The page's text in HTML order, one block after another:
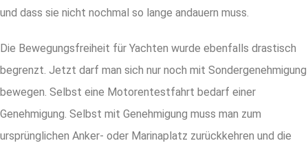
und dass sie nicht nochmal so lange andauern muss.
Die Bewegungsfreiheit für Yachten wurde ebenfalls drastisch
begrenzt. Jetzt darf man sich nur noch mit Sondergenehmigung
bewegen. Selbst eine Motorentestfahrt bedarf einer
Genehmigung. Selbst mit Genehmigung muss man zum
ursprünglichen Anker- oder Marinaplatz zurückkehren und die